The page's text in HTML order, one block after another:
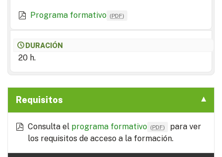
Programa formativo (PDF)
DURACIÓN
20 h.
Requisitos
Consulta el programa formativo (PDF)
para ver
los requisitos de acceso a la formación.